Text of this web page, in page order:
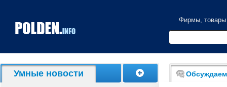
Фирмы, товары
Умные новости Обсуждаем